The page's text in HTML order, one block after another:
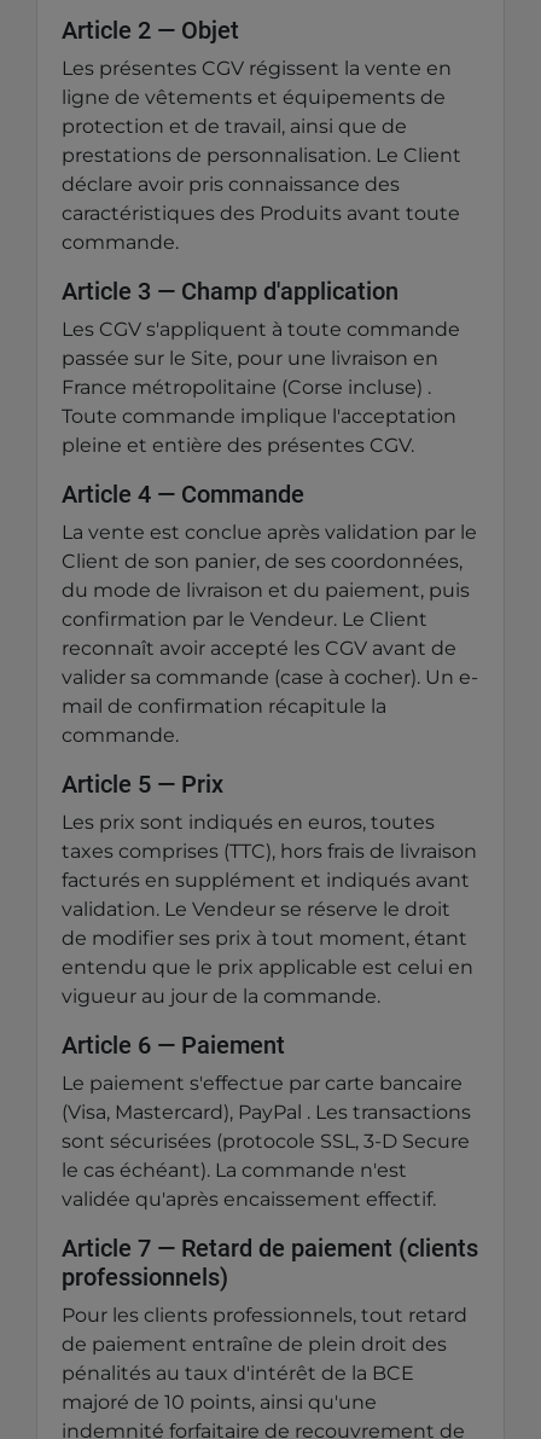
Article 2 — Objet
Les présentes CGV régissent la vente en
ligne de vêtements et équipements de
protection et de travail, ainsi que de
prestations de personnalisation. Le Client
déclare avoir pris connaissance des
caractéristiques des Produits avant toute
commande.
Article 3 — Champ d'application
Les CGV s'appliquent à toute commande
passée sur le Site, pour une livraison en
France métropolitaine (Corse incluse) .
Toute commande implique l'acceptation
pleine et entière des présentes CGV.
Article 4 — Commande
La vente est conclue après validation par le
Client de son panier, de ses coordonnées,
du mode de livraison et du paiement, puis
confirmation par le Vendeur. Le Client
reconnaît avoir accepté les CGV avant de
valider sa commande (case à cocher). Un e-
mail de confirmation récapitule la
commande.
Article 5 — Prix
Les prix sont indiqués en euros, toutes
taxes comprises (TTC), hors frais de livraison
facturés en supplément et indiqués avant
validation. Le Vendeur se réserve le droit
de modifier ses prix à tout moment, étant
entendu que le prix applicable est celui en
vigueur au jour de la commande.
Article 6 — Paiement
Le paiement s'effectue par carte bancaire
(Visa, Mastercard), PayPal . Les transactions
sont sécurisées (protocole SSL, 3-D Secure
le cas échéant). La commande n'est
validée qu'après encaissement effectif.
Article 7 — Retard de paiement (clients
professionnels)
Pour les clients professionnels, tout retard
de paiement entraîne de plein droit des
pénalités au taux d'intérêt de la BCE
majoré de 10 points, ainsi qu'une
indemnité forfaitaire de recouvrement de